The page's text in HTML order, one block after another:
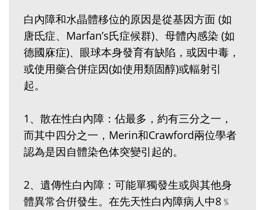
白內障和水晶體移位的原因是從基因方面 (如
唐氐症、Marfan’s氏症候群)、母體內感染 (如
德國庥症)、眼球本身發育有缺陷，或因中毒，
或使用藥合併症因(如使用類固醇)或輻射引
起。
1、散在性白內障：佔最多，約有三分之一，
而其中四分之一，Merin和Crawford兩位學者
認為是因自體染色体突變引起的。
2、遺傳性白內障：可能單獨發生或與其他身
體異常合倂發生。在先天性白內障病人中8﹪